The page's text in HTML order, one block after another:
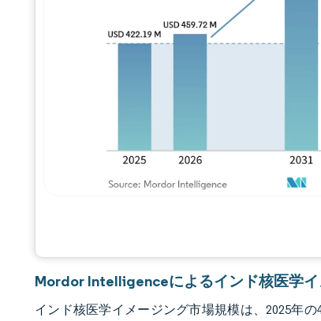
画像 © Mordor
Mordor Intelligenceによるインド核医学
インド核医学イメージング市場規模は、2025年